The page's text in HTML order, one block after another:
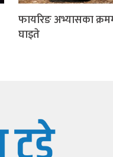
फायरिङ अभ्यासका
घाइते